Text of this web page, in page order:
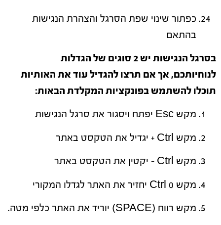
כפתור שינוי שפת הסרגל והצהרת הנגישות
בהתאם
בסרגל הנגישות יש2סוגים של הגדלות
לנוחיותכם, אך אם תרצו להגדיל עוד את האותיות
תוכלו להשתמש בפונקציות המקלדת הבאות:
מקש Esc יפתח ויסגור את סרגל הנגישות
מקש Ctrl + יגדיל את הטקסט באתר
מקש Ctrl – יקטין את הטקסט באתר
מקש Ctrl 0 יחזיר את האתר לגדלו המקורי
מקש רווח (SPACE) יוריד את האתר כלפי מטה.